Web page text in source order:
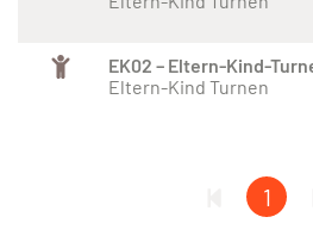
EK02 – Eltern-Kind-
Eltern-Kind Turnen
1